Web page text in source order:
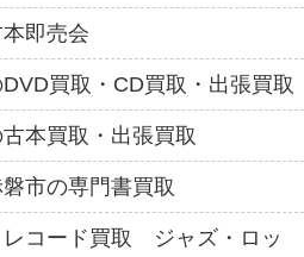
即売会
買取・CD買取・出張買取
本買取・出張買取
市の専門書買取
レコード買取 ジャズ・ロッ